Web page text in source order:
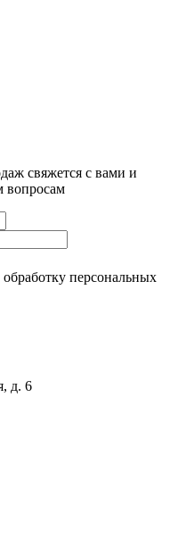
свяжется с вами и
вопросам
обработку персональных
д. 6